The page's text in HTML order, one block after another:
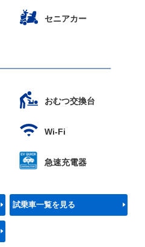
セニアカー
おむつ交換台
Wi-Fi
急速充電器
試乗車一覧を見る